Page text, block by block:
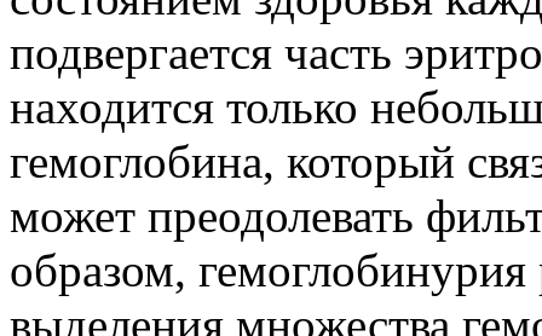
подвергается часть
находится только
гемоглобина, который
может преодолевать
образом, гемоглобинурия
выделения множества